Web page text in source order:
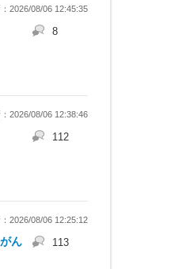
2026/08/06 12:45:35
8
2026/08/06 12:38:46
112
2026/08/06 12:25:12
ん
113